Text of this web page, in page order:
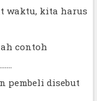
waktu, kita harus
contoh
pembeli disebut